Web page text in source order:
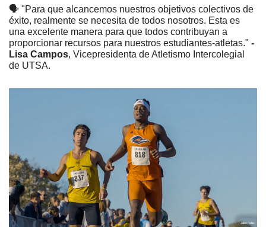
🗣 "Para que alcancemos nuestros objetivos colectivos de
éxito, realmente se necesita de todos nosotros. Esta es
una excelente manera para que todos contribuyan a
proporcionar recursos para nuestros estudiantes-atletas." -
Lisa Campos, Vicepresidenta de Atletismo Intercolegial
de UTSA.